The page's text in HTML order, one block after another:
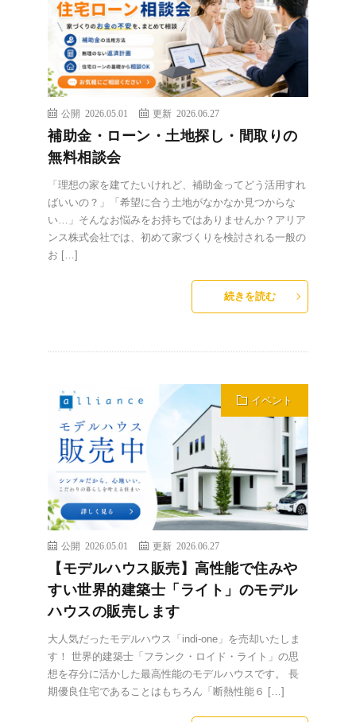
公開 2026.05.01 更新 2026.06.27
補助金・ローン・土地探し・間取りの
無料相談会
「理想の家を建てたいけれど、補助金ってどう活用すれ
ばいいの？」「希望に合う土地がなかなか見つからな
い…」そんなお悩みをお持ちではありませんか？アリア
ンス株式会社では、初めて家づくりを検討される一般の
お […]
続きを読む
イベント
公開 2026.05.01 更新 2026.06.27
【モデルハウス販売】高性能で住みや
すい世界的建築士「ライト」のモデル
ハウスの販売します
大人気だったモデルハウス「indi-one」を売却いたしま
す！ 世界的建築士「フランク・ロイド・ライト」の思
想を存分に活かした最高性能のモデルハウスです。 長
期優良住宅であることはもちろん「断熱性能６ […]